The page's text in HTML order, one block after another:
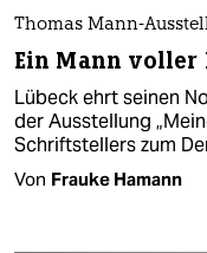
Thomas Mann-
Ein Mann voller
Lübeck ehrt seinen
der Ausstellung
Schriftstellers zum
Von Frauke Hamann